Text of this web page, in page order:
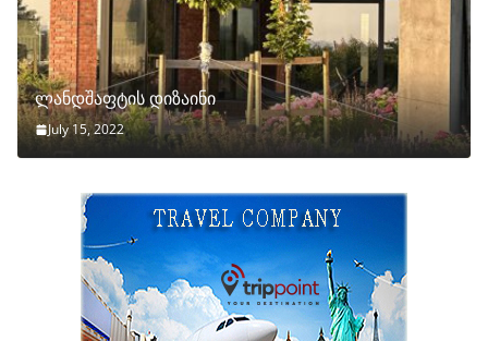
ლანდშაფტის დიზაინი
July 15, 2022